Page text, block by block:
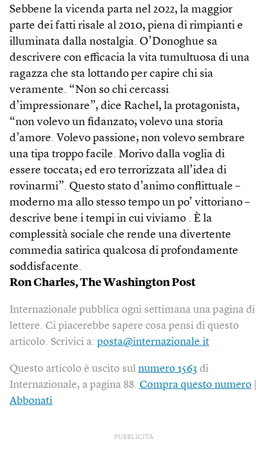
Sebbene la vicenda parta nel 2022, la maggior
parte dei fatti risale al 2010, piena di rimpianti e
illuminata dalla nostalgia. O’Donoghue sa
descrivere con efficacia la vita tumultuosa di una
ragazza che sta lottando per capire chi sia
veramente. “Non so chi cercassi
d’impressionare”, dice Rachel, la protagonista,
“non volevo un fidanzato; volevo una storia
d’amore. Volevo passione; non volevo sembrare
una tipa troppo facile. Morivo dalla voglia di
essere toccata; ed ero terrorizzata all’idea di
rovinarmi”. Questo stato d’animo conflittuale –
moderno ma allo stesso tempo un po’ vittoriano –
descrive bene i tempi in cui viviamo . È la
complessità sociale che rende una divertente
commedia satirica qualcosa di profondamente
soddisfacente.
Ron Charles, The Washington Post
Internazionale pubblica ogni settimana una pagina di
lettere. Ci piacerebbe sapere cosa pensi di questo
articolo. Scrivici a: posta@internazionale.it
Questo articolo è uscito sul numero 1563 di
Internazionale, a pagina 88. Compra questo numero
Abbonati
PUBBLICITÀ